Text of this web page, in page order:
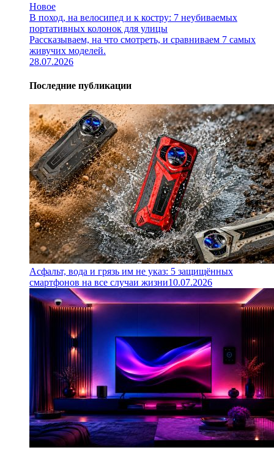
Новое
В поход, на велосипед и к костру: 7 неубиваемых
портативных колонок для улицы
Рассказываем, на что смотреть, и сравниваем 7 самых
живучих моделей.
28.07.2026
Последние публикации
Асфальт, вода и грязь им не указ: 5 защищённых
смартфонов на все случаи жизни10.07.2026